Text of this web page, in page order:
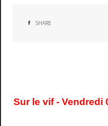
SHARE
Sur le vif - Vendredi